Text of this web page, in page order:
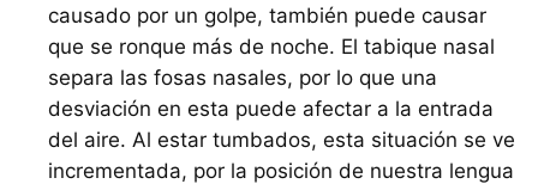
causado por un golpe, también puede causar
que se ronque más de noche. El tabique nasal
separa las fosas nasales, por lo que una
desviación en esta puede afectar a la entrada
del aire. Al estar tumbados, esta situación se ve
incrementada, por la posición de nuestra lengua